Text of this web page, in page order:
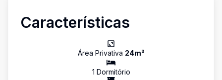
Características
Área Privativa 24m²
1 Dormitório